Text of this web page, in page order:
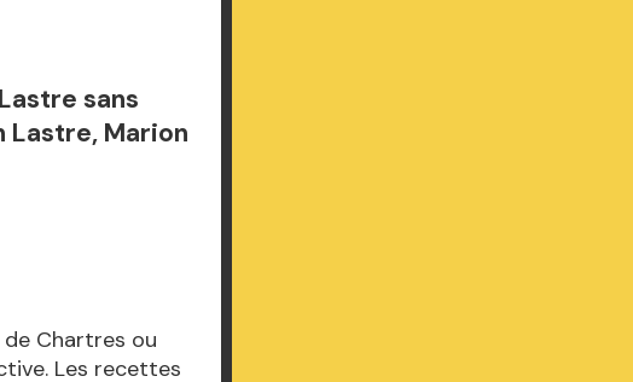
sans
Lastre, Marion
de Chartres ou
Les recettes